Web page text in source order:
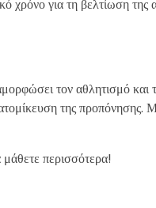
χρόνο για τη βελτίωση της
τον αθλητισμό και
της προπόνησης.
μάθετε περισσότερα!